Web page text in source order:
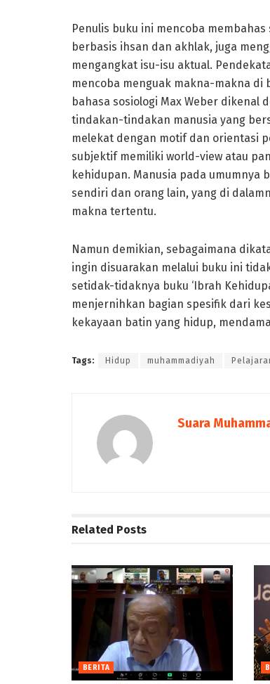
Penulis buku ini mencoba
berbasis ihsan dan akhlak, juga
mengangkat isu-isu aktual.
mencoba menguak makna-makna di
bahasa sosiologi Max Weber dikenal
tindakan-tindakan manusia yang
melekat dengan motif dan orientasi
subjektif memiliki world-view atau
kehidupan. Manusia pada umumnya
sendiri dan orang lain, yang di
makna tertentu.
Namun demikian, sebagaimana
ingin disuarakan melalui buku ini
setidak-tidaknya buku ‘Ibrah
menjernihkan bagian spesifik dari
kekayaan batin yang hidup,
Tags: Hidup muhammadiyah
Suara
Related Posts
BERITA